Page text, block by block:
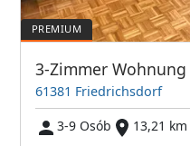
61381 Friedrichsdorf
3-9 Osób
13,21 km